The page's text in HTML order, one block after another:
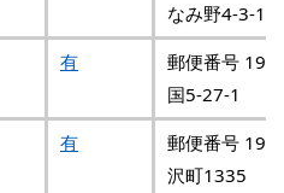
なみ野4-3-1
有
郵便番号
国5-27-1
有
郵便番号
沢町1335